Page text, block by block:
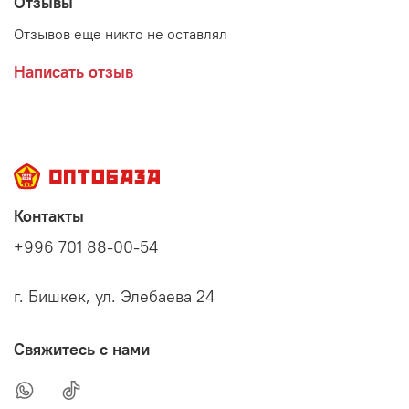
Отзывов еще никто не оставлял
Написать отзыв
Контакты
+996 701 88-00-54
г. Бишкек, ул. Элебаева 24
Свяжитесь с нами